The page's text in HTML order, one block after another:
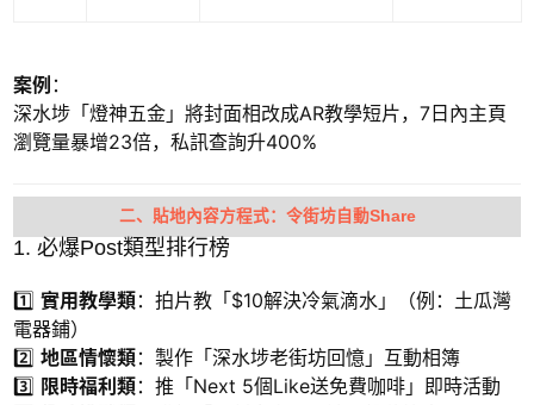
案例 ：
深水埗「燈神五金」將封面相改成AR教學短片，7日內主頁
瀏覽量暴增23倍，私訊查詢升400%
二、貼地內容方程式：令街坊自動Share
1. 必爆Post類型排行榜
1️⃣ 實用教學類：拍片教「$10解決冷氣滴水」（例：土瓜灣
電器鋪）
2️⃣ 地區情懷類：製作「深水埗老街坊回憶」互動相簿
3️⃣ 限時福利類：推「Next 5個Like送免費咖啡」即時活動